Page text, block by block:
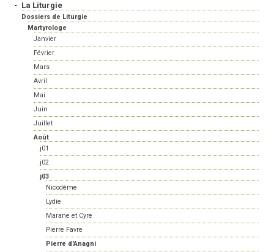
La Liturgie
Dossiers de Liturgie
Martyrologe
Janvier
Février
Mars
Avril
Mai
Juin
Juillet
Août
j01
j02
j03
Nicodème
Lydie
Marane et Cyre
Pierre Favre
Pierre d'Anagni